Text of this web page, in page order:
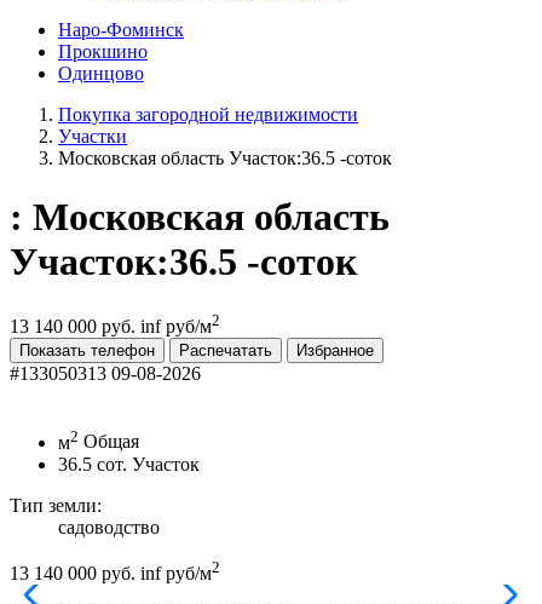
Наро-Фоминск
Прокшино
Одинцово
Покупка загородной недвижимости
Участки
Московская область Участок:36.5 -соток
: Московская область
Участок:36.5 -соток
13 140 000 руб. inf руб/м2
Показать телефон
Распечатать Избранное
#133050313 09-08-2026
м2 Общая
36.5 сот. Участок
Тип земли:
садоводство
13 140 000 руб. inf руб/м2